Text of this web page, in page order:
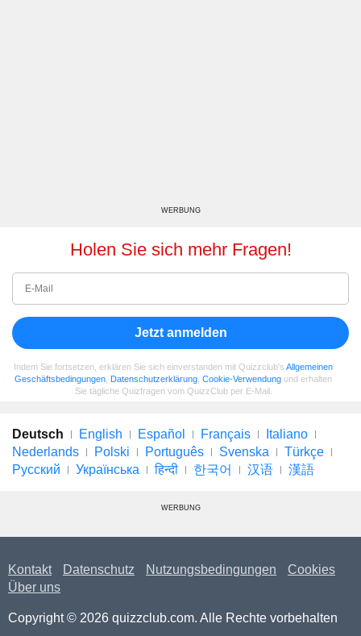
WERBUNG
Holen Sie sich mehr Fragen!
Jetzt anmelden
Indem Sie fortsetzen, erklären Sie sich einverstanden mit Quizzclub's Allgemeinen
Geschäftsbedingungen Datenschutzerklärung Cookie-Verwendung und erhalten
Sie tägliche Quizfragen vom QuizzClub per E-Mail.
Deutsch English Español Français
Italiano
Nederlands
Polski Português Svenska
Türkçe
Русский
Українська हिन्दी 한국어 汉语 漢語
WERBUNG
Kontakt Datenschutz Nutzungsbedingungen
Cookies
Über uns
Copyright © 2026 quizzclub.com. Alle Rechte vorbehalten